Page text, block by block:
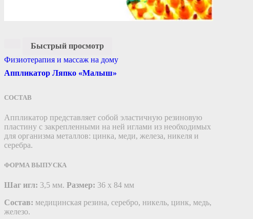
Быстрый просмотр
Физиотерапия и массаж на дому
Аппликатор Ляпко «Малыш»
СОСТАВ
Аппликатор представляет собой эластичную резиновую
пластину c закрепленными на ней иглами из необходимых
для организма металлов: цинка, меди, железа, никеля и
серебра.
ФОРМА ВЫПУСКА
Шаг игл: 3,5 мм. Размер: 36 х 84 мм
Состав: медицинская резина, серебро, никель, цинк, медь,
железо.